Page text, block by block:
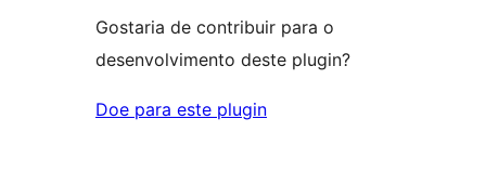
Gostaria de contribuir para o
desenvolvimento deste plugin?
Doe para este plugin